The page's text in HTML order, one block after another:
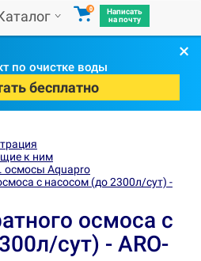
0
Написать
на почту
по очистке воды
бесплатно
×
к ним
Aquapro
с насосом (до 2300л/сут) -
осмоса с
сут) - ARO-